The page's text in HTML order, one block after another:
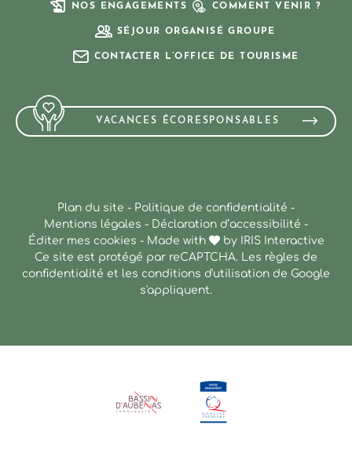
NOS ENGAGEMENTS COMMENT VENIR ?
SÉJOUR ORGANISÉ GROUPE
CONTACTER L’OFFICE DE TOURISME
VACANCES ÉCORESPONSABLES
Plan du site - Politique de confidentialité -
Mentions légales - Déclaration d’accessibilité -
Éditer mes cookies - Made with by
IRIS Interactive
Ce site est protégé par reCAPTCHA. Les règles de
confidentialité et les conditions d'utilisation de Google
s'appliquent.